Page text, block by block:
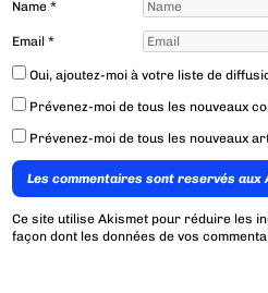
Name*
Email*
Oui, ajoutez-moi à votre liste de
Prévenez-moi de tous les nouveaux
Prévenez-moi de tous les nouveaux
Les commentaires sont reservés aux
Ce site utilise Akismet pour réduire les
façon dont les données de vos